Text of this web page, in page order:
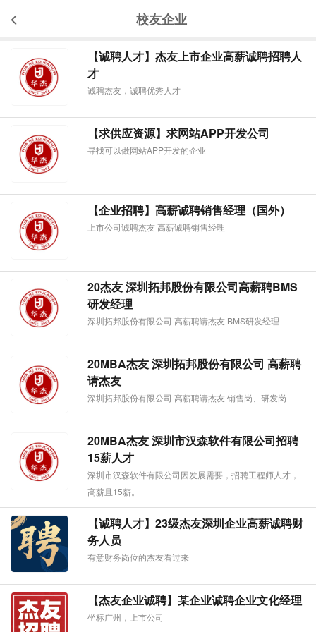
校友企业
【诚聘人才】杰友上市企业高薪诚聘招聘人
才
诚聘杰友，诚聘优秀人才
【求供应资源】求网站APP开发公司
寻找可以做网站APP开发的企业
【企业招聘】高薪诚聘销售经理（国外）
上市公司诚聘杰友 高薪诚聘销售经理
20杰友 深圳拓邦股份有限公司高薪聘BMS
研发经理
深圳拓邦股份有限公司 高薪聘请杰友 BMS研发经理
20MBA杰友 深圳拓邦股份有限公司 高薪聘
请杰友
深圳拓邦股份有限公司 高薪聘请杰友 销售岗、研发岗
20MBA杰友 深圳市汉森软件有限公司招聘
15薪人才
深圳市汉森软件有限公司因发展需要，招聘工程师人才，
高薪且15薪。
【诚聘人才】23级杰友深圳企业高薪诚聘财
务人员
有意财务岗位的杰友看过来
【杰友企业诚聘】某企业诚聘企业文化经理
坐标广州，上市公司